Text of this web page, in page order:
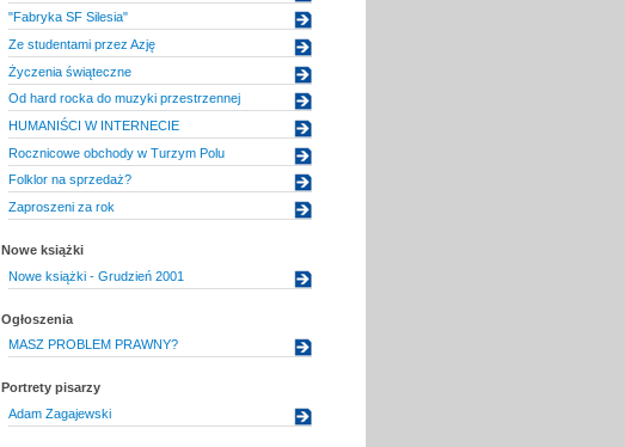
"Fabryka SF Silesia"
Ze studentami przez Azję
Życzenia świąteczne
Od hard rocka do muzyki przestrzennej
HUMANIŚCI W INTERNECIE
Rocznicowe obchody w Turzym Polu
Folklor na sprzedaż?
Zaproszeni za rok
Nowe książki
Nowe książki - Grudzień 2001
Ogłoszenia
MASZ PROBLEM PRAWNY?
Portrety pisarzy
Adam Zagajewski